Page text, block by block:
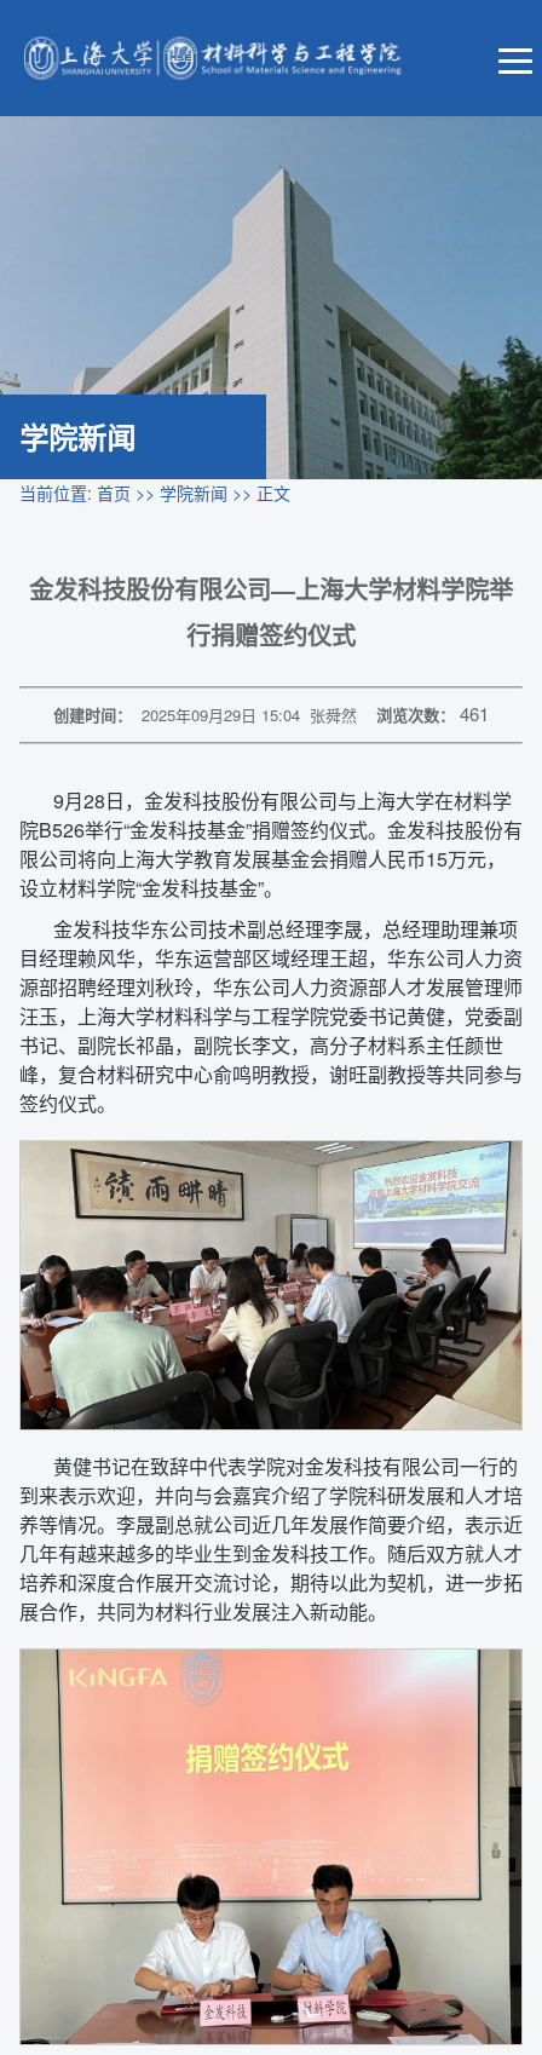
学院新闻
当前位置: 首页 >> 学院新闻 >> 正文
金发科技股份有限公司—上海大学材料学院举
行捐赠签约仪式
创建时间： 2025年09月29日 15:04 张舜然 浏览次数： 461
9月28日，金发科技股份有限公司与上海大学在材料学
院B526举行“金发科技基金”捐赠签约仪式。金发科技股份有
限公司将向上海大学教育发展基金会捐赠人民币15万元，
设立材料学院“金发科技基金”。
金发科技华东公司技术副总经理李晟，总经理助理兼项
目经理赖风华，华东运营部区域经理王超，华东公司人力资
源部招聘经理刘秋玲，华东公司人力资源部人才发展管理师
汪玉，上海大学材料科学与工程学院党委书记黄健，党委副
书记、副院长祁晶，副院长李文，高分子材料系主任颜世
峰，复合材料研究中心俞鸣明教授，谢旺副教授等共同参与
签约仪式。
黄健书记在致辞中代表学院对金发科技有限公司一行的
到来表示欢迎，并向与会嘉宾介绍了学院科研发展和人才培
养等情况。李晟副总就公司近几年发展作简要介绍，表示近
几年有越来越多的毕业生到金发科技工作。随后双方就人才
培养和深度合作展开交流讨论，期待以此为契机，进一步拓
展合作，共同为材料行业发展注入新动能。